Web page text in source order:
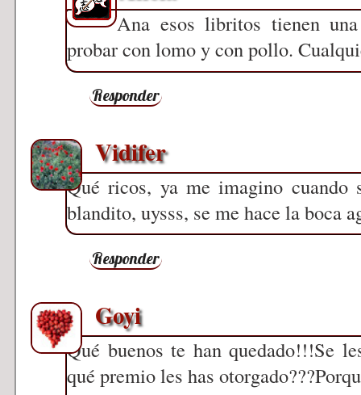
Ana esos libritos tienen
probar con lomo y con pollo.
Responder
Vidifer
Qué ricos, ya me imagino
blandito, uysss, se me hace la boca
Responder
Goyi
Qué buenos te han quedado!!!Se
qué premio les has